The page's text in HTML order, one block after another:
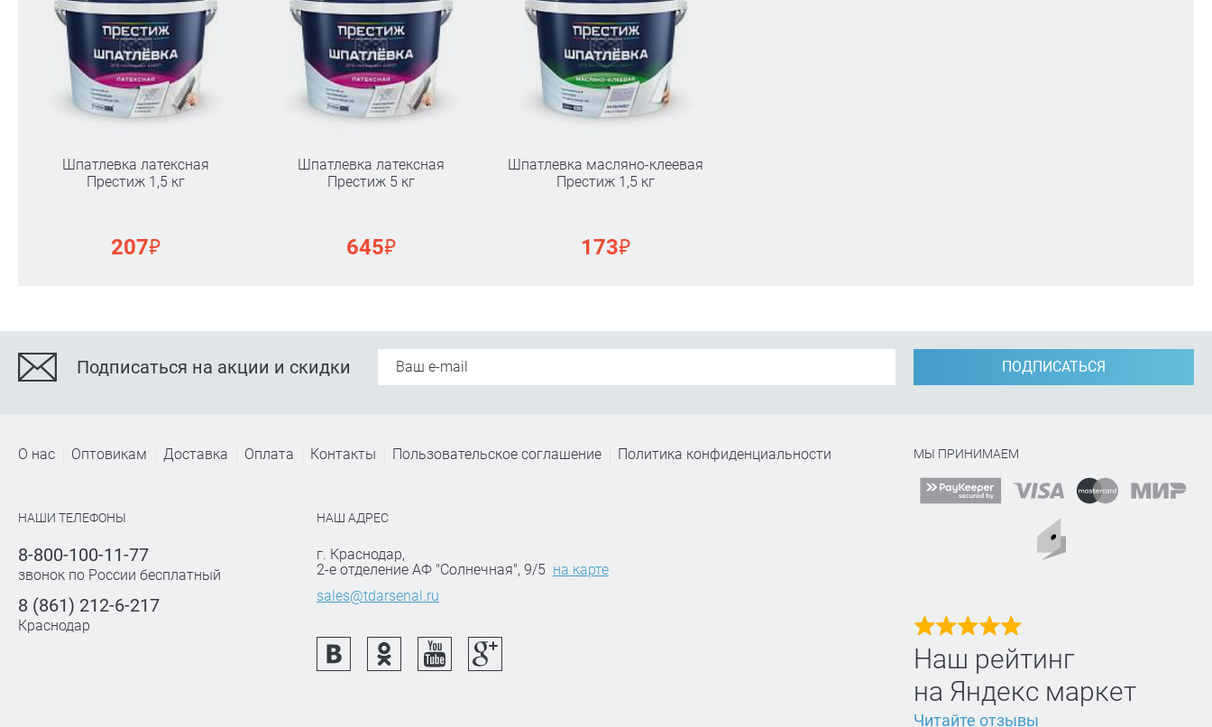
Шпатлевка латексная
Престиж 1,5 кг
207₽
Шпатлевка латексная
Престиж 5 кг
645₽
Шпатлевка масляно-клеевая
Престиж 1,5 кг
173₽
Подписаться на акции и скидки ПОДПИСАТЬСЯ
О нас Оптовикам Доставка Оплата Контакты Пользовательское соглашение Политика конфиденциальности
НАШИ ТЕЛЕФОНЫ
8-800-100-11-77
звонок по России бесплатный
8 (861) 212-6-217
Краснодар
НАШ АДРЕС
г. Краснодар,
2-е отделение АФ "Солнечная", 9/5 на карте
sales@tdarsenal.ru
МЫ ПРИНИМАЕМ
Наш рейтинг
на Яндекс маркет
Читайте отзывы